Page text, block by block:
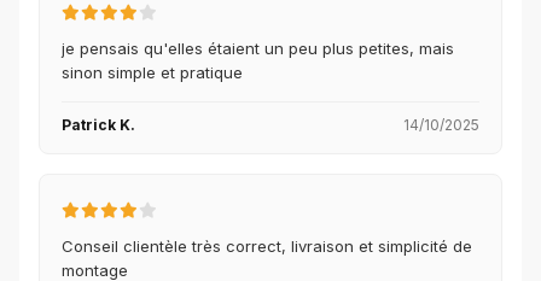
je pensais qu'elles étaient un peu plus petites, mais
sinon simple et pratique
Patrick K. 14/10/2025
Conseil clientèle très correct, livraison et simplicité de
montage